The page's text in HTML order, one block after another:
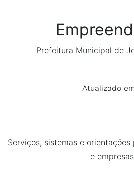
Prefeitura Municipal de
Atualizado
Serviços, sistemas e
e empresas